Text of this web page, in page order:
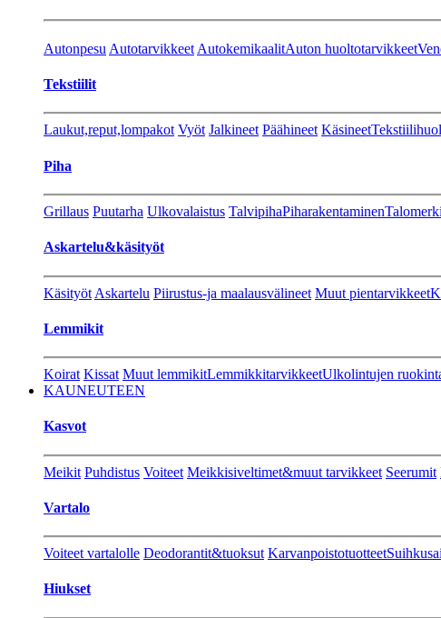
Autonpesu Autotarvikkeet AutokemikaalitAuton huoltotarvikkeet
Tekstiilit
Laukut,reput,lompakot Vyöt Jalkineet Päähineet Käsineet
Piha
Grillaus Puutarha Ulkovalaistus TalvipihaPiharakentaminen
Askartelu&käsityöt
Käsityöt Askartelu Piirustus-ja maalausvälineet Muut pientarvikkeet
Lemmikit
Koirat Kissat Muut lemmikitLemmikkitarvikkeetUlkolintujen
KAUNEUTEEN
Kasvot
Meikit Puhdistus Voiteet Meikkisiveltimet&muut tarvikkeet Seerumit
Vartalo
Voiteet vartalolle Deodorantit&tuoksut Karvanpoistotuotteet
Hiukset